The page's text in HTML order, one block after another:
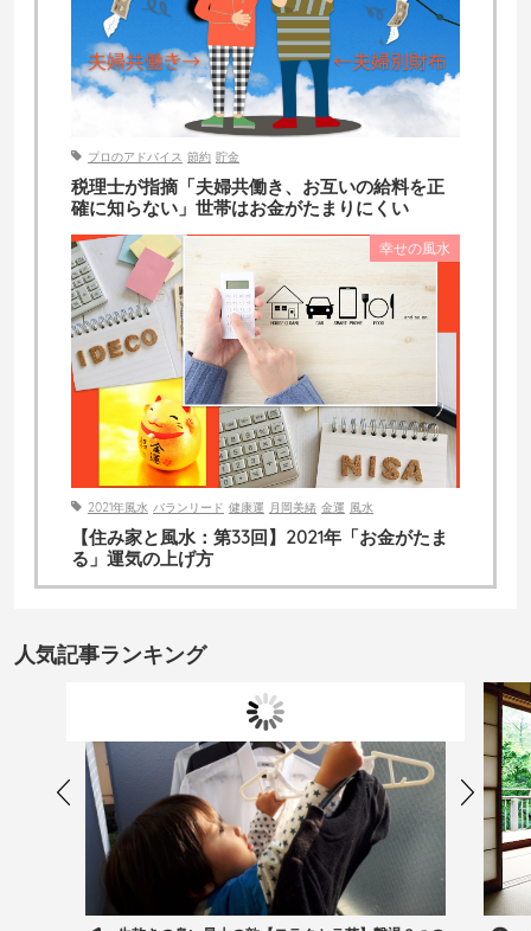
人気記事ランキング
プロのアドバイス 節約 貯金
税理士が指摘「夫婦共働き、お互いの給料を正
確に知らない」世帯はお金がたまりにくい
幸せの風水
2021年風水 バランリード 健康運 月岡美緒 金運 風水
【住み家と風水：第33回】2021年「お金がたま
る」運気の上げ方